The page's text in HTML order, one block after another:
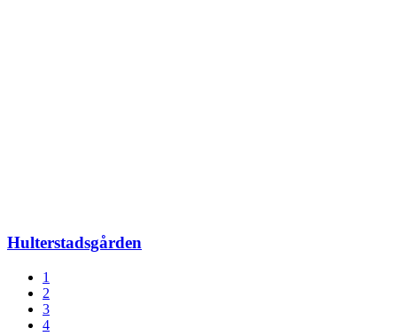
Hulterstadsgården
1
2
3
4